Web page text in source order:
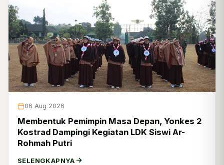
06 Aug 2026
Membentuk Pemimpin Masa Depan, Yonkes 2
Kostrad Dampingi Kegiatan LDK Siswi Ar-
Rohmah Putri
SELENGKAPNYA